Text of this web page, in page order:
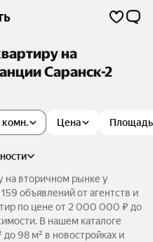
на
Саранск-2
комн. Цена Площадь
на вторичном рынке у
объявлений от агентств и
по цене от 2 000 000 ₽ до
В нашем каталоге
98 м² в новостройках и